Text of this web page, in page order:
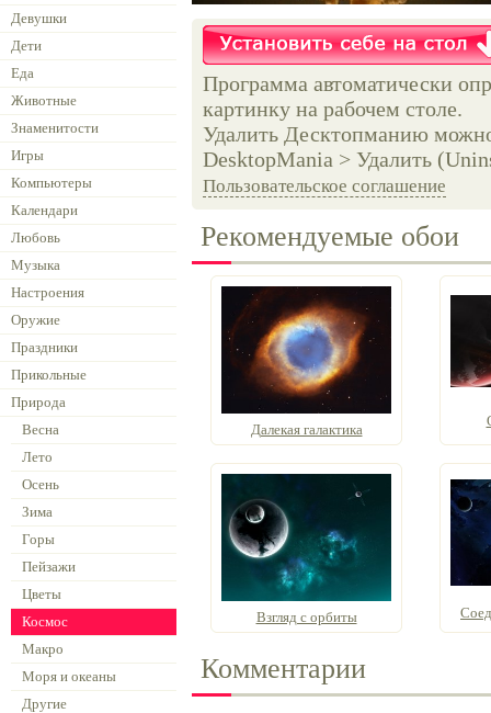
Девушки
Дети
Еда
Животные
Знаменитости
Игры
Компьютеры
Календари
Любовь
Музыка
Настроения
Оружие
Праздники
Прикольные
Природа
Весна
Лето
Осень
Зима
Горы
Пейзажи
Цветы
Космос
Макро
Моря и океаны
Другие
Программа автоматически
картинку на рабочем столе.
Удалить Десктопманию
DesktopMania > Удалить
Пользовательское соглашение
Рекомендуемые обои
Далекая галактика
Взгляд с орбиты
Комментарии